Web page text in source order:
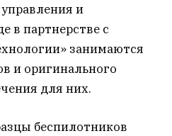
и
в партнерстве с
занимаются
и оригинального
для них.
беспилотников